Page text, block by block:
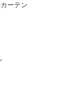
ーテン